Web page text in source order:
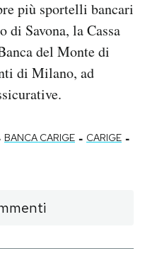
più sportelli bancari
di Savona, la Cassa
del Monte di
di Milano, ad
BANCA CARIGE - CARIGE -